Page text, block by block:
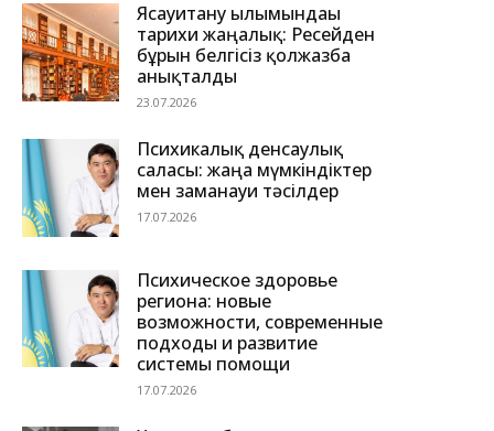
Ясауитану ғылымындағы
тарихи жаңалық: Ресейден
бұрын белгісіз қолжазба
анықталды
23.07.2026
Психикалық денсаулық
саласы: жаңа мүмкіндіктер
мен заманауи тәсілдер
17.07.2026
Психическое здоровье
региона: новые
возможности, современные
подходы и развитие
системы помощи
17.07.2026